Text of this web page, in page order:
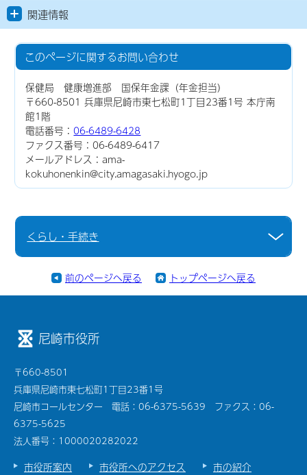
関連情報
このページに関するお問い合わせ
保健局 健康増進部 国保年金課（年金担当）
〒660-8501 兵庫県尼崎市東七松町1丁目23番1号 本庁南
館1階
電話番号：06-6489-6428
ファクス番号：06-6489-6417
メールアドレス：ama-
kokuhonenkin@city.amagasaki.hyogo.jp
くらし・手続き
前のページへ戻る トップページへ戻る
尼崎市役所
〒660-8501
兵庫県尼崎市東七松町1丁目23番1号
尼崎市コールセンター 電話：06-6375-5639 ファクス：06-
6375-5625
法人番号：1000020282022
市役所案内 市役所へのアクセス
市の紹介